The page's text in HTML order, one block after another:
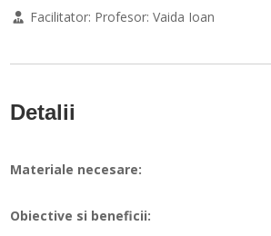
Facilitator: Profesor: Vaida Ioan
Detalii
Materiale necesare:
Obiective si beneficii: